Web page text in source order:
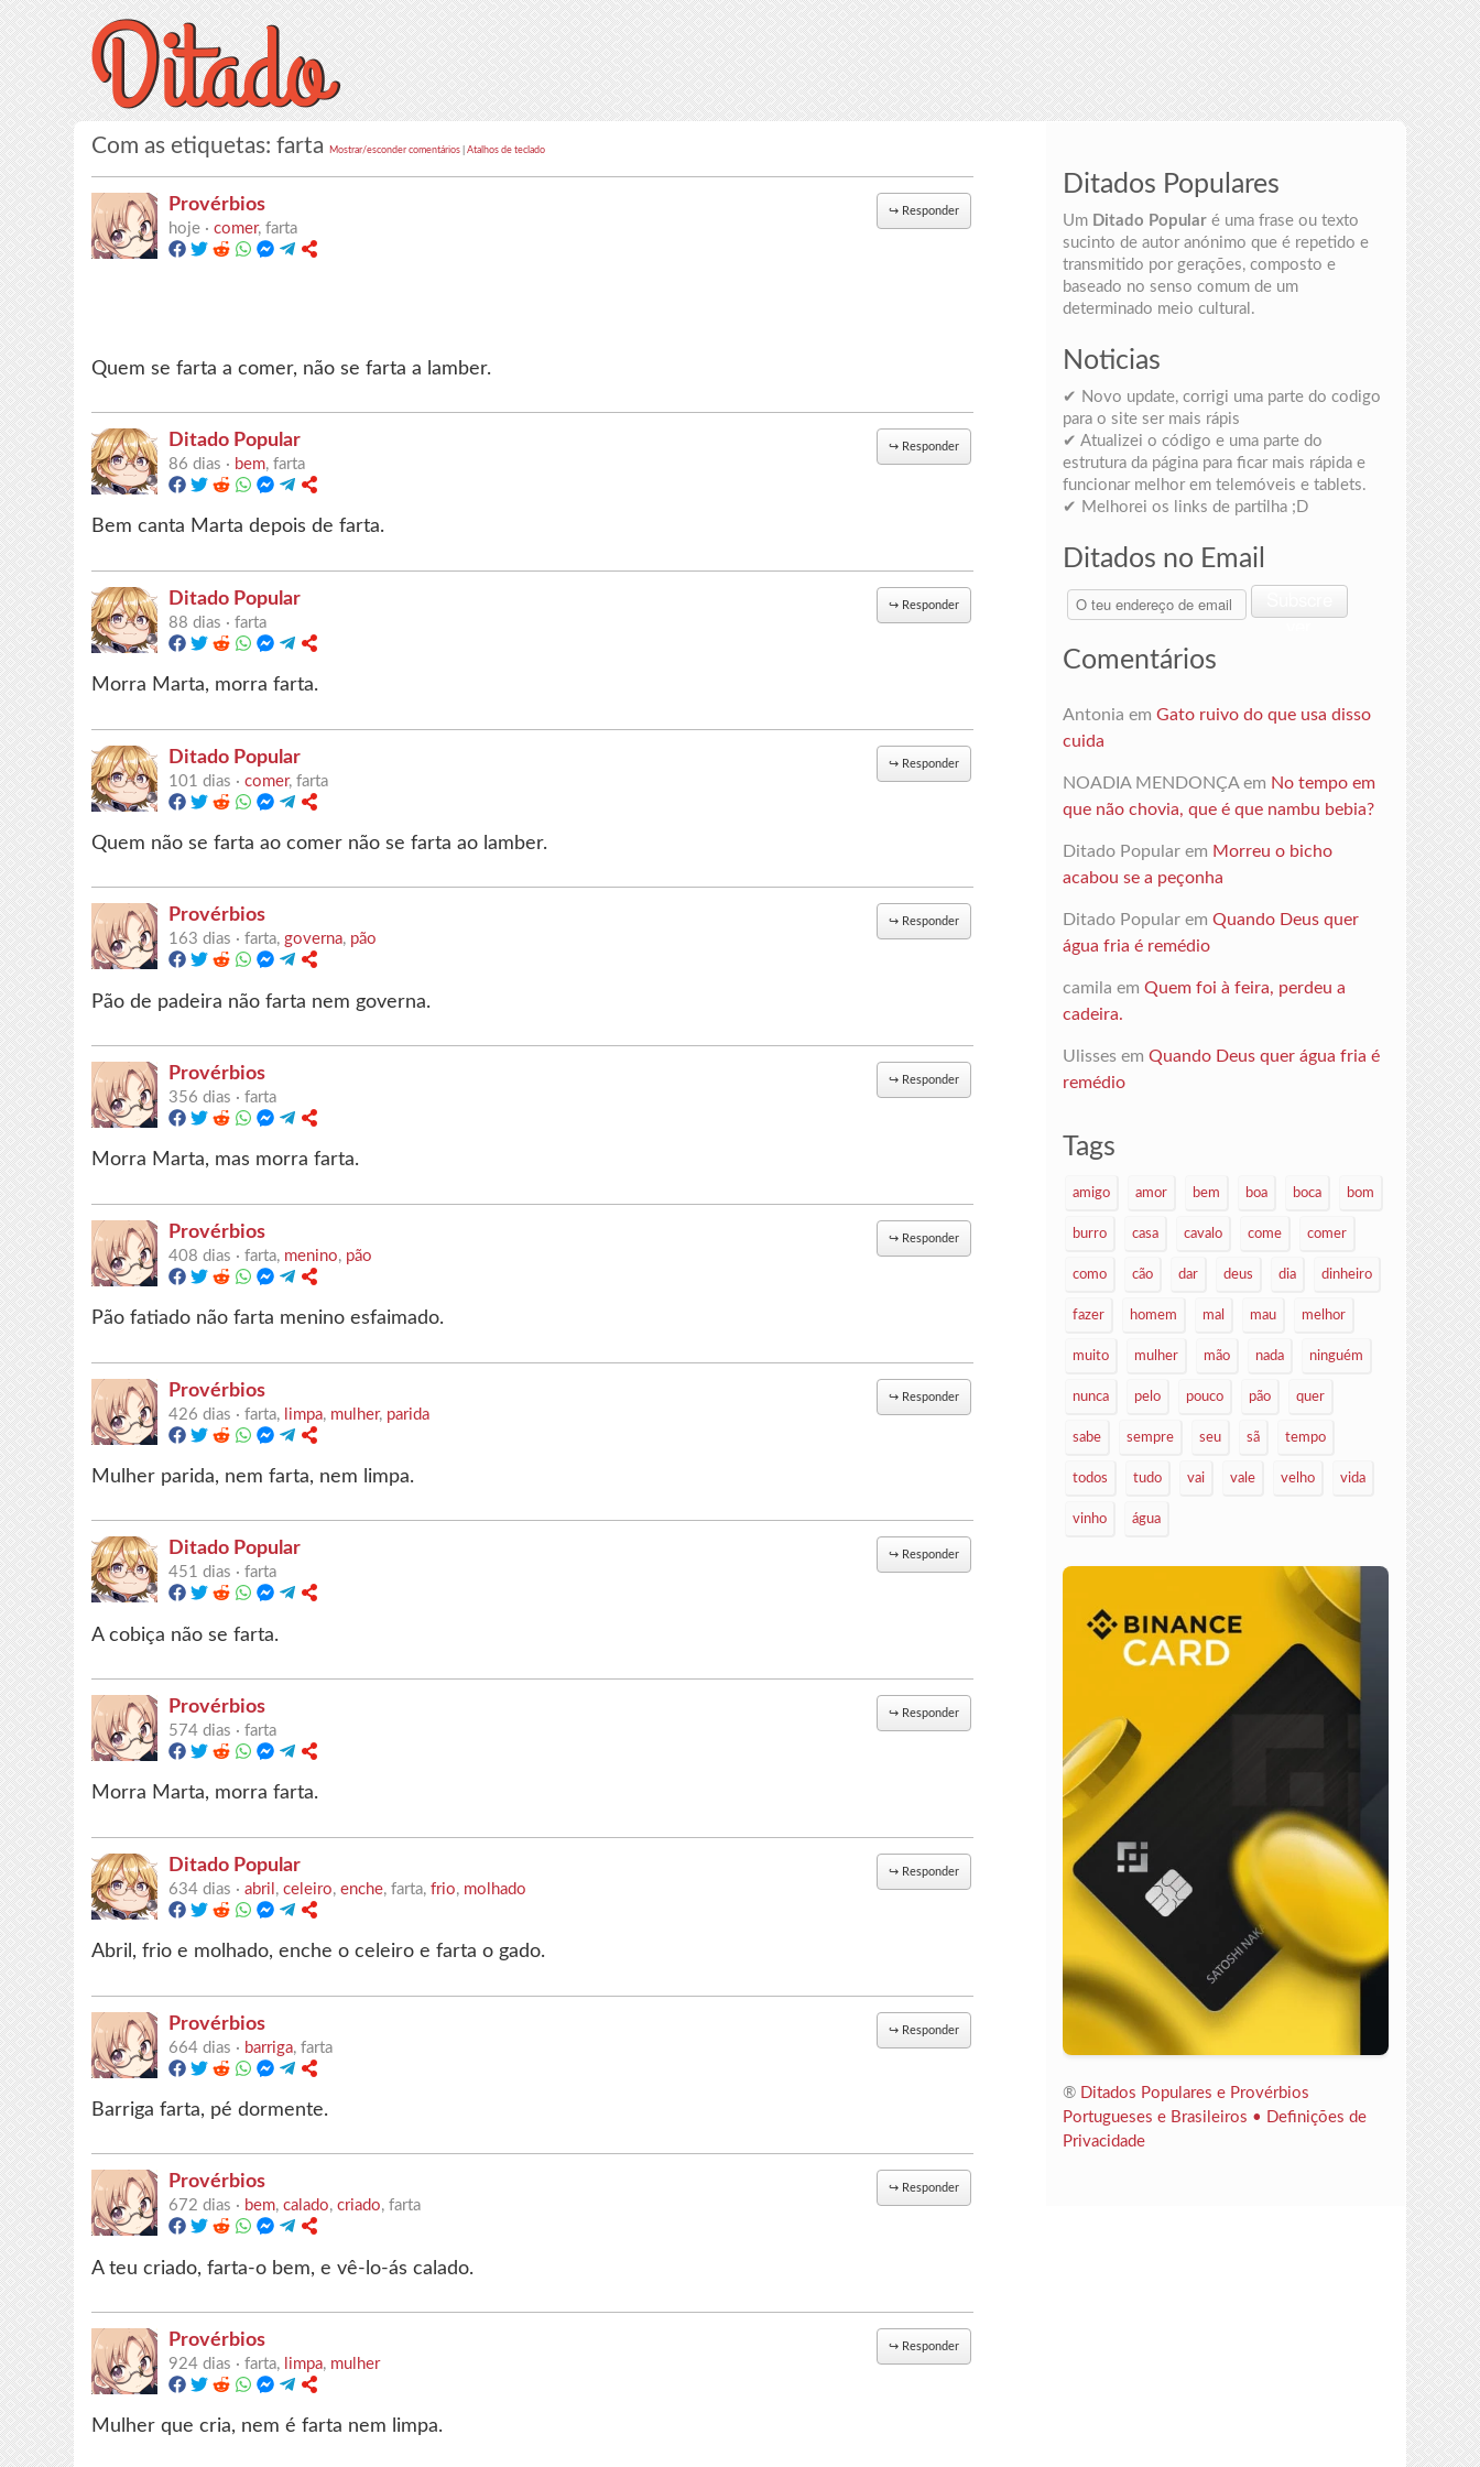
Com as etiquetas: fartaMostrar/esconder comentários |Atalhos de teclado
Provérbios ↪ Responder
hoje ·comer, farta
Quem se farta a comer, não se farta a lamber.
Ditado Popular ↪ Responder
86 dias · bem, farta
Bem canta Marta depois de farta.
Ditado Popular ↪ Responder
88 dias ·farta
Morra Marta, morra farta.
Ditado Popular ↪ Responder
101 dias ·comer, farta
Quem não se farta ao comer não se farta ao lamber.
Provérbios ↪ Responder
163 dias ·farta,governa, pão
Pão de padeira não farta nem governa.
Provérbios ↪ Responder
356 dias ·farta
Morra Marta, mas morra farta.
Provérbios ↪ Responder
408 dias ·farta, menino, pão
Pão fatiado não farta menino esfaimado.
Provérbios ↪ Responder
426 dias ·farta, limpa, mulher, parida
Mulher parida, nem farta, nem limpa.
Ditado Popular ↪ Responder
451 dias ·farta
A cobiça não se farta.
Provérbios ↪ Responder
574 dias ·farta
Morra Marta, morra farta.
Ditado Popular ↪ Responder
634 dias ·abril ,celeiro,enche, farta,frio, molhado
Abril, frio e molhado, enche o celeiro e farta o gado.
Provérbios ↪ Responder
664 dias · barriga, farta
Barriga farta, pé dormente.
Provérbios ↪ Responder
672 dias · bem,calado,criado, farta
A teu criado, farta-o bem, e vê-lo-ás calado.
Provérbios ↪ Responder
924 dias ·farta, limpa, mulher
Mulher que cria, nem é farta nem limpa.
Ditados Populares
Um Ditado Popularé uma frase ou texto
sucinto de autor anónimo que é repetido e
transmitido por gerações, composto e
baseado no senso comum de um
determinado meio cultural.
Noticias
✔ Novo update, corrigi uma parte do codigo
para o site ser mais rápis
✔ Atualizei o código e uma parte do
estrutura da página para ficar mais rápida e
funcionar melhor em telemóveis e tablets.
✔ Melhorei os links de partilha ;D
Ditados no Email
O
teu
de
ver
Comentários
Antonia em Gato ruivo do que usa disso
cuida
NOADIA MENDONÇAem No tempo em
que não chovia, que é que nambu bebia?
Ditado Popularem Morreu o bicho
acabou se a peçonha
Ditado Popularem Quando Deus quer
água fria é remédio
camila em Quem foi à feira, perdeu a
cadeira.
Ulissesem Quando Deus quer água fria é
remédio
Tags
amigo amor bem boa boca bom
burro casa cavalo come comer
como cão dar deus dia dinheiro
fazer homem mal mau melhor
muito mulher mão nada ninguém
nunca pelo pouco pão quer
sabe sempre seu sã tempo
todos tudo vai vale velho vida
vinho água
® Ditados Populares e Provérbios
Portugueses e Brasileiros • Definições de
Privacidade